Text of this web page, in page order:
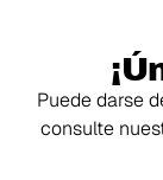
Puede darse
consulte